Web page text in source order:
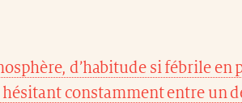
d’habitude si fébrile en
constamment entre un